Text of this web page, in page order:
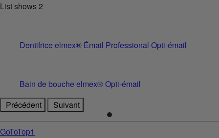
List shows2
Dentifrice elmex® Émail Professional Opti-émail
Bain de bouche elmex® Opti-émail
Précédent
Suivant
GoToTop1